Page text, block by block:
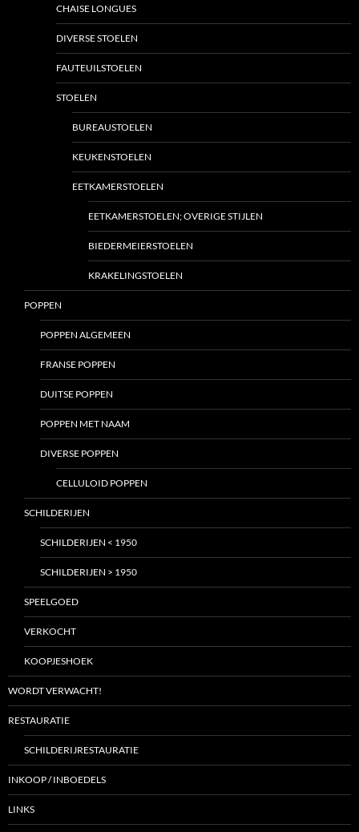
CHAISE LONGUES
DIVERSE STOELEN
FAUTEUILSTOELEN
STOELEN
BUREAUSTOELEN
KEUKENSTOELEN
EETKAMERSTOELEN
EETKAMERSTOELEN; OVERIGE STIJLEN
BIEDERMEIERSTOELEN
KRAKELINGSTOELEN
POPPEN
POPPEN ALGEMEEN
FRANSE POPPEN
DUITSE POPPEN
POPPEN MET NAAM
DIVERSE POPPEN
CELLULOID POPPEN
SCHILDERIJEN
SCHILDERIJEN < 1950
SCHILDERIJEN > 1950
SPEELGOED
VERKOCHT
KOOPJESHOEK
WORDT VERWACHT!
RESTAURATIE
SCHILDERIJRESTAURATIE
INKOOP / INBOEDELS
LINKS